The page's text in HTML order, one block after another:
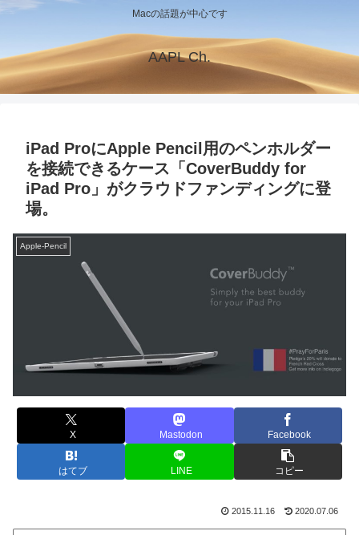
Macの話題が中心です
AAPL Ch.
iPad ProにApple Pencil用のペンホルダー
を接続できるケース「CoverBuddy for
iPad Pro」がクラウドファンディングに登
場。
Apple-Pencil
X Mastodon Facebook
はてブ LINE コピー
2015.11.16 2020.07.06